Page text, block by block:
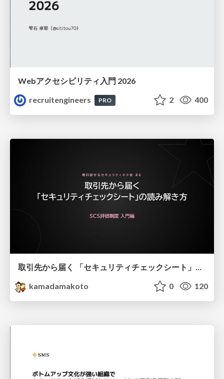
Webアクセシビリティ入門 2026
recruitengineers
PRO 2 400
kamadamakoto
0 120